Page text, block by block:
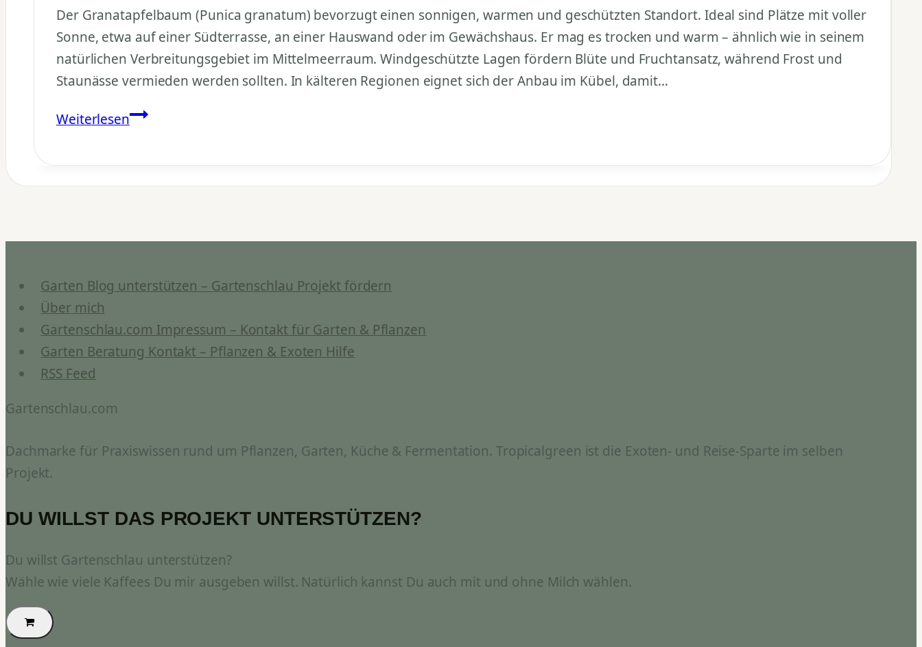
Der Granatapfelbaum (Punica granatum) bevorzugt einen sonnigen, warmen und geschützten Standort. Ideal sind Plätze mit voller
Sonne, etwa auf einer Südterrasse, an einer Hauswand oder im Gewächshaus. Er mag es trocken und warm – ähnlich wie in seinem
natürlichen Verbreitungsgebiet im Mittelmeerraum. Windgeschützte Lagen fördern Blüte und Fruchtansatz, während Frost und
Staunässe vermieden werden sollten. In kälteren Regionen eignet sich der Anbau im Kübel, damit…
WeiterlesenWelchen
der
Garten Blog unterstützen – Gartenschlau Projekt fördern
Über mich
Gartenschlau.com Impressum – Kontakt für Garten & Pflanzen
Garten Beratung Kontakt – Pflanzen & Exoten Hilfe
RSS Feed
Gartenschlau.com
Dachmarke für Praxiswissen rund um Pflanzen, Garten, Küche & Fermentation. Tropicalgreen ist die Exoten- und Reise-Sparte im selben
Projekt.
DU WILLST DAS PROJEKT UNTERSTÜTZEN?
Du willst Gartenschlau unterstützen?
Wähle wie viele Kaffees Du mir ausgeben willst. Natürlich kannst Du auch mit und ohne Milch wählen.